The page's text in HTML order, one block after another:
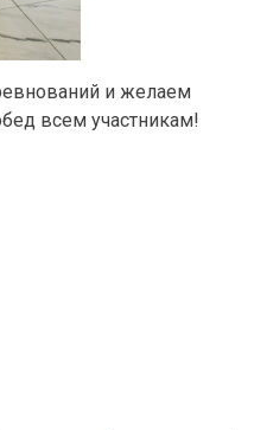
и желаем
всем участникам!